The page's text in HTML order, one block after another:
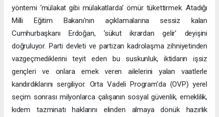
yöntemi ‘mülakat gibi mülakatlarda’ ömür tükettirmek. Atadığı
Milli Eğitim Bakanı'nın açıklamalarına sessiz kalan
Cumhurbaşkanı Erdoğan, ‘sükut ikrardan gelir’ deyişini
doğruluyor. Parti devleti ve partizan kadrolaşma zihniyetinden
vazgeçmediklerini teyit eden bu suskunluk, iktidarın işsiz
gençleri ve onlara emek veren ailelerini yalan vaatlerle
kandırdıklarını sergiliyor. Orta Vadeli Program’da (OVP) yerel
seçim sonrası milyonlarca çalışanın sosyal güvenlik, emeklilik,
kıdem tazminatı haklarını elinden almaya dönük hazırlık